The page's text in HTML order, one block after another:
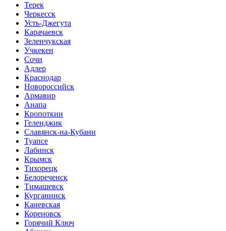
Терек
Черкесск
Усть-Джегута
Карачаевск
Зеленчукская
Учкекен
Сочи
Адлер
Краснодар
Новороссийск
Армавир
Анапа
Кропоткин
Геленджик
Славянск-на-Кубани
Туапсе
Лабинск
Крымск
Тихорецк
Белореченск
Тимашевск
Курганинск
Каневская
Кореновск
Горячий Ключ